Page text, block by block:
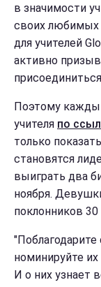
в значимости
своих любимых
для учителей
активно
Поэтому
учителя по
только
становятся
выиграть два
ноября.
поклонников 30
номинируйте
И о них узнает